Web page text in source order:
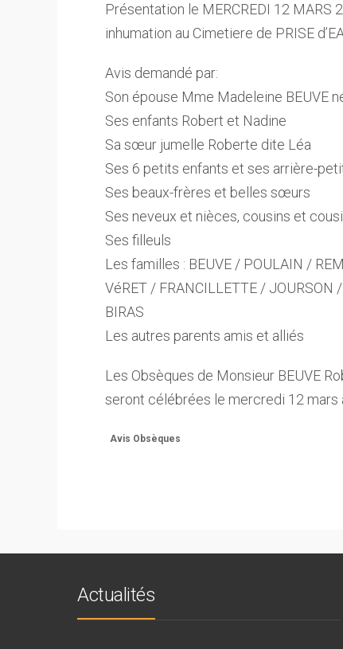
Présentation le MERCREDI 12 MARS
inhumation au Cimetiere de PRISE
Avis demandé par:
Son épouse Mme Madeleine BEUVE
Ses enfants Robert et Nadine
Sa sœur jumelle Roberte dite Léa
Ses 6 petits enfants et ses arrière-
Ses beaux-frères et belles sœurs
Ses neveux et nièces, cousins et
Ses filleuls
Les familles : BEUVE / POULAIN /
VéRET / FRANCILLETTE /
BIRAS
Les autres parents amis et alliés
Les Obsèques de Monsieur BEUVE
seront célébrées le mercredi 12 mars
Avis Obsèques
Actualités